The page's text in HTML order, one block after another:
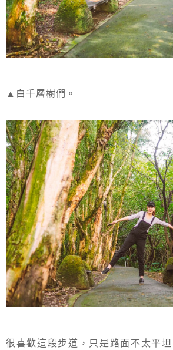
▲白千層樹們。
很喜歡這段步道，只是路面不太平